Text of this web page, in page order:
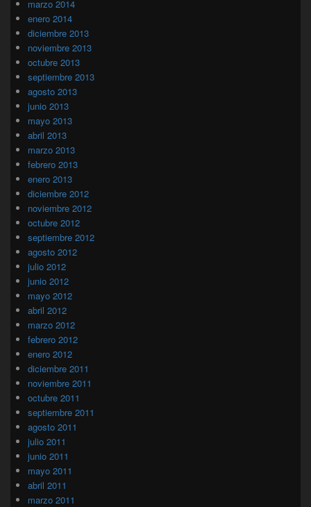
marzo 2014
enero 2014
diciembre 2013
noviembre 2013
octubre 2013
septiembre 2013
agosto 2013
junio 2013
mayo 2013
abril 2013
marzo 2013
febrero 2013
enero 2013
diciembre 2012
noviembre 2012
octubre 2012
septiembre 2012
agosto 2012
julio 2012
junio 2012
mayo 2012
abril 2012
marzo 2012
febrero 2012
enero 2012
diciembre 2011
noviembre 2011
octubre 2011
septiembre 2011
agosto 2011
julio 2011
junio 2011
mayo 2011
abril 2011
marzo 2011